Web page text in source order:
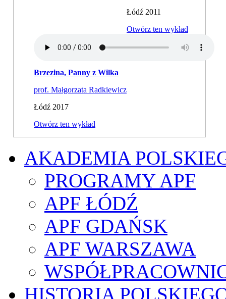
Łódź 2011
Otwórz ten wykład
Brzezina, Panny z Wilka
prof. Małgorzata Radkiewicz
Łódź 2017
Otwórz ten wykład
AKADEMIA
PROGRAMY APF
APF ŁÓDŹ
APF GDAŃSK
APF WARSZAWA
HISTORIA